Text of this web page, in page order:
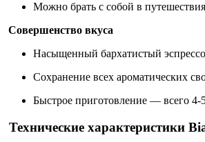
Можно брать с собой в
Совершенство вкуса
Насыщенный бархатистый
Сохранение всех ароматических
Быстрое приготовление — всего 4-
Технические характеристики